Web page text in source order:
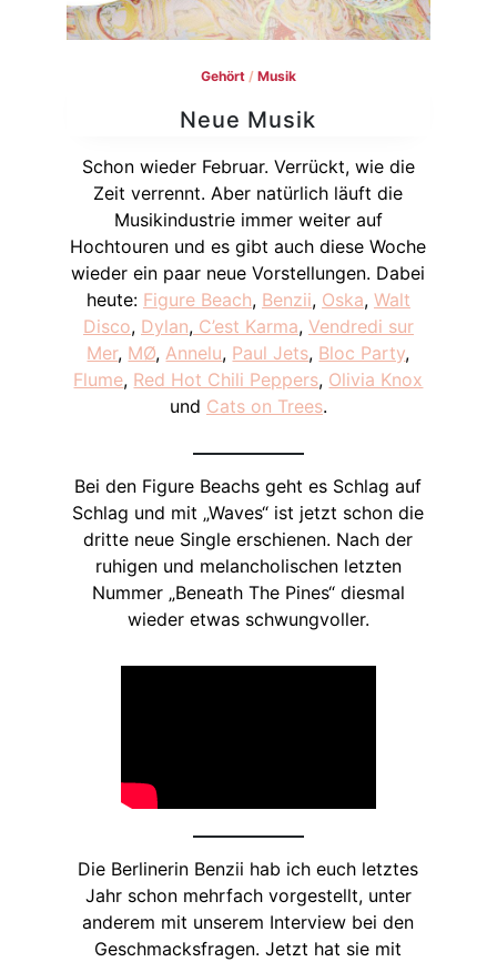
Gehört/ Musik
Neue Musik
Schon wieder Februar. Verrückt, wie die
Zeit verrennt. Aber natürlich läuft die
Musikindustrie immer weiter auf
Hochtouren und es gibt auch diese Woche
wieder ein paar neue Vorstellungen. Dabei
heute: Figure Beach, Benzii, Oska, Walt
Disco, Dylan,C’est Karma, Vendredi sur
Mer, MØ, Annelu, Paul Jets, Bloc Party,
Flume, Red Hot Chili Peppers, Olivia Knox
und Cats on Trees.
Bei den Figure Beachs geht es Schlag auf
Schlag und mit „Waves“ ist jetzt schon die
dritte neue Single erschienen. Nach der
ruhigen und melancholischen letzten
Nummer „Beneath The Pines“ diesmal
wieder etwas schwungvoller.
Die Berlinerin Benzii hab ich euch letztes
Jahr schon mehrfach vorgestellt, unter
anderem mit unserem Interview bei den
Geschmacksfragen. Jetzt hat sie mit